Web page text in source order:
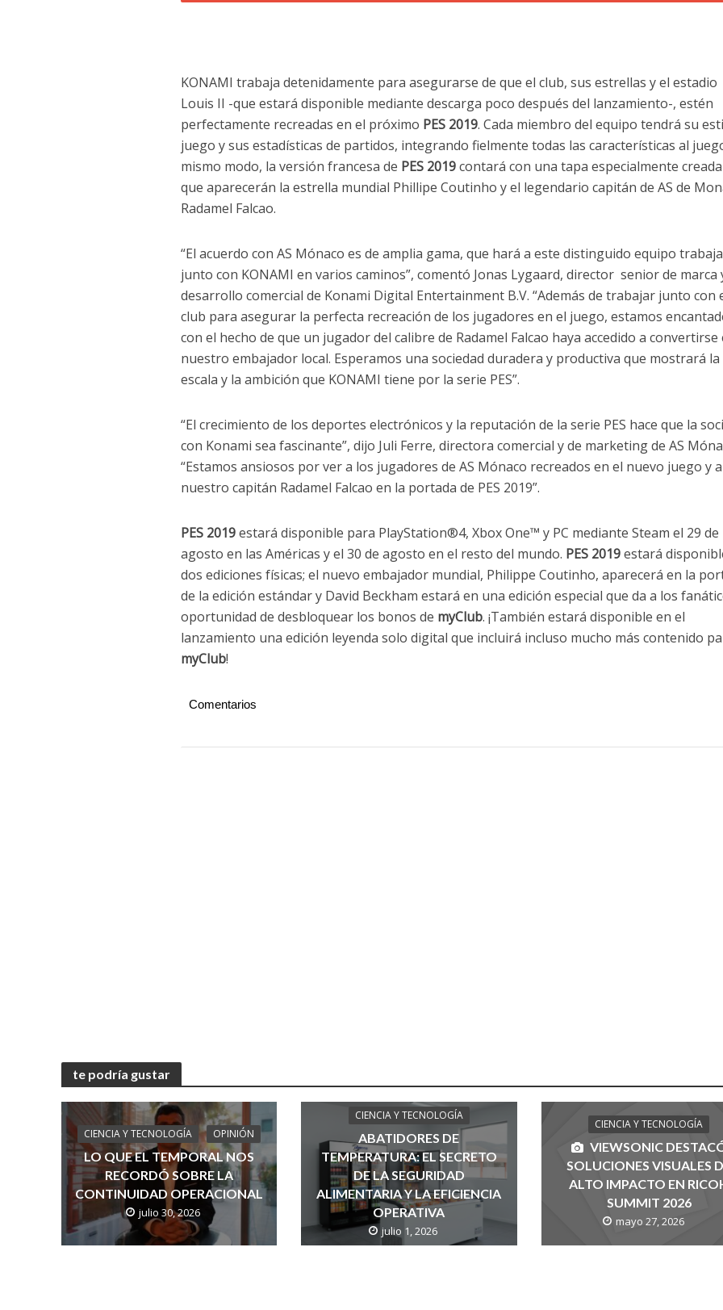
KONAMI trabaja detenidamente para asegurarse de que el club, sus estrellas y el estadio
Louis II -que estará disponible mediante descarga poco después del lanzamiento-, estén
perfectamente recreadas en el próximo PES 2019. Cada miembro del equipo tendrá su
juego y sus estadísticas de partidos, integrando fielmente todas las características al
mismo modo, la versión francesa de PES 2019contará con una tapa especialmente
que aparecerán la estrella mundial Phillipe Coutinho y el legendario capitán de AS de
Radamel Falcao.
“El acuerdo con AS Mónaco es de amplia gama, que hará a este distinguido equipo
junto con KONAMI en varios caminos”, comentó Jonas Lygaard, director senior de marca
desarrollo comercial de Konami Digital Entertainment B.V. “Además de trabajar junto con
club para asegurar la perfecta recreación de los jugadores en el juego, estamos
con el hecho de que un jugador del calibre de Radamel Falcao haya accedido a convertirse
nuestro embajador local. Esperamos una sociedad duradera y productiva que mostrará la
escala y la ambición que KONAMI tiene por la serie PES”.
“El crecimiento de los deportes electrónicos y la reputación de la serie PES hace que la
con Konami sea fascinante”, dijo Juli Ferre, directora comercial y de marketing de AS
“Estamos ansiosos por ver a los jugadores de AS Mónaco recreados en el nuevo juego y a
nuestro capitán Radamel Falcao en la portada de PES 2019”.
PES 2019estará disponible para PlayStation®4, Xbox One™ y PC mediante Steam el 29 de
agosto en las Américas y el 30 de agosto en el resto del mundo. PES 2019estará
dos ediciones físicas; el nuevo embajador mundial, Philippe Coutinho, aparecerá en la
de la edición estándar y David Beckham estará en una edición especial que da a los
oportunidad de desbloquear los bonos de myClub. ¡También estará disponible en el
lanzamiento una edición leyenda solo digital que incluirá incluso mucho más contenido
myClub!
Comentarios
te podría gustar
CIENCIA Y TECNOLOGÍA OPINIÓN
LO QUE EL TEMPORAL NOS
RECORDÓ SOBRE LA
CONTINUIDAD OPERACIONAL
julio 30, 2026
CIENCIA Y TECNOLOGÍA
ABATIDORES DE
TEMPERATURA: EL SECRETO
DE LA SEGURIDAD
ALIMENTARIA Y LA EFICIENCIA
OPERATIVA
julio 1, 2026
CIENCIA Y TECNOLOGÍA
VIEWSONIC
SOLUCIONES VISUALES
ALTO IMPACTO EN
SUMMIT 2026
mayo 27, 2026